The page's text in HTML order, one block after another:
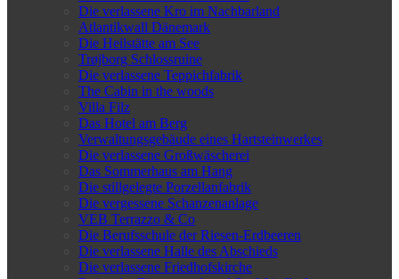
Die verlassene Kro im Nachbarland
Atlantikwall Dänemark
Die Heilstätte am See
Trøjborg Schlossruine
Die verlassene Teppichfabrik
The Cabin in the woods
Villa Filz
Das Hotel am Berg
Verwaltungsgebäude eines Hartsteinwerkes
Die verlassene Großwäscherei
Das Sommerhaus am Hang
Die stillgelegte Porzellanfabrik
Die vergessene Schanzenanlage
VEB Terrazzo & Co
Die Berufsschule der Riesen-Erdbeeren
Die verlassene Halle des Abschieds
Die verlassene Friedhofskirche